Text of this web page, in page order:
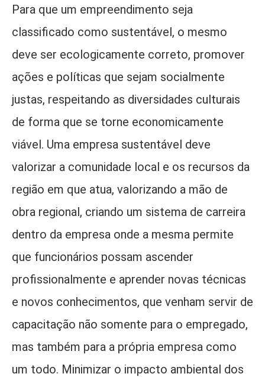
Para que um empreendimento seja
classificado como sustentável, o mesmo
deve ser ecologicamente correto, promover
ações e políticas que sejam socialmente
justas, respeitando as diversidades culturais
de forma que se torne economicamente
viável. Uma empresa sustentável deve
valorizar a comunidade local e os recursos da
região em que atua, valorizando a mão de
obra regional, criando um sistema de carreira
dentro da empresa onde a mesma permite
que funcionários possam ascender
profissionalmente e aprender novas técnicas
e novos conhecimentos, que venham servir de
capacitação não somente para o empregado,
mas também para a própria empresa como
um todo. Minimizar o impacto ambiental dos